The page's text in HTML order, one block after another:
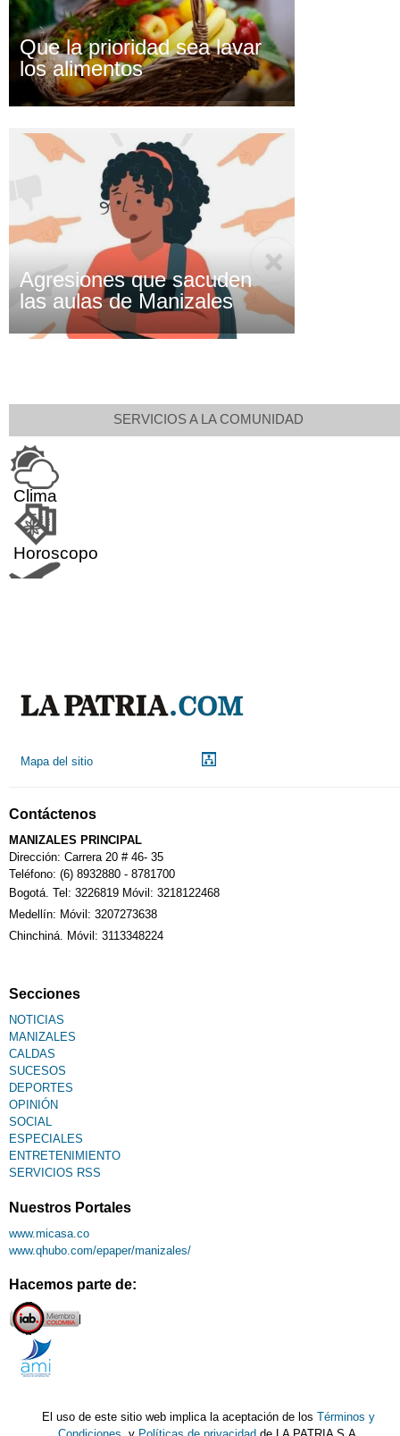
Que la prioridad sea lavar
los alimentos
Agresiones que sacuden
las aulas de Manizales
SERVICIOS A LA COMUNIDAD
Clima
Horoscopo
Calendario Tributario
Sudoku
Mapa del sitio
Contáctenos
MANIZALES PRINCIPAL
Dirección: Carrera 20 # 46- 35
Teléfono: (6) 8932880 - 8781700
Bogotá. Tel: 3226819 Móvil: 3218122468
Medellín: Móvil: 3207273638
Chinchiná. Móvil: 3113348224
Secciones
NOTICIAS
MANIZALES
CALDAS
SUCESOS
DEPORTES
OPINIÓN
SOCIAL
ESPECIALES
ENTRETENIMIENTO
SERVICIOS RSS
Nuestros Portales
www.micasa.co
www.qhubo.com/epaper/manizales/
Hacemos parte de:
El uso de este sitio web implica la aceptación de losTérminos y